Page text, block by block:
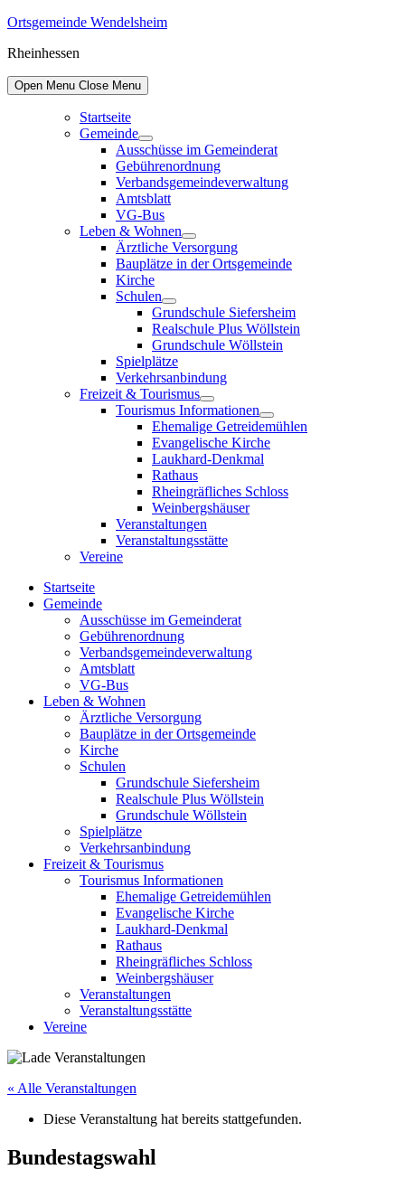
Skip
content
Ortsgemeinde Wendelsheim
Rheinhessen
Open Menu Close Menu
Startseite
Gemeinde
Show
sub
menu
Ausschüsse im Gemeinderat
Gebührenordnung
Verbandsgemeindeverwaltung
Amtsblatt
VG-Bus
Leben & Wohnen
Show
sub
menu
Ärztliche Versorgung
Bauplätze in der Ortsgemeinde
Kirche
Schulen
Show
sub
menu
Grundschule Siefersheim
Realschule Plus Wöllstein
Grundschule Wöllstein
Spielplätze
Verkehrsanbindung
Freizeit & Tourismus
Show
sub
menu
Tourismus Informationen
Show
sub
menu
Ehemalige Getreidemühlen
Evangelische Kirche
Laukhard-Denkmal
Rathaus
Rheingräfliches Schloss
Weinbergshäuser
Veranstaltungen
Veranstaltungsstätte
Vereine
Startseite
Gemeinde
Ausschüsse im Gemeinderat
Gebührenordnung
Verbandsgemeindeverwaltung
Amtsblatt
VG-Bus
Leben & Wohnen
Ärztliche Versorgung
Bauplätze in der Ortsgemeinde
Kirche
Schulen
Grundschule Siefersheim
Realschule Plus Wöllstein
Grundschule Wöllstein
Spielplätze
Verkehrsanbindung
Freizeit & Tourismus
Tourismus Informationen
Ehemalige Getreidemühlen
Evangelische Kirche
Laukhard-Denkmal
Rathaus
Rheingräfliches Schloss
Weinbergshäuser
Veranstaltungen
Veranstaltungsstätte
Vereine
« Alle Veranstaltungen
Diese Veranstaltung hat bereits stattgefunden.
Bundestagswahl